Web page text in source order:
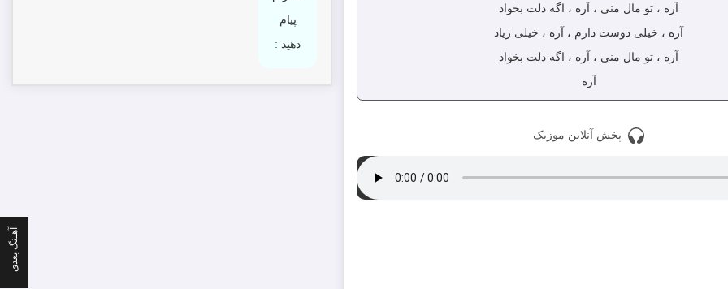
آره ، تو مال منی ، آره ، اگه دلت بخواد
آره ، خیلی دوست دارم ، آره ، خیلی زیاد
آره ، تو مال منی ، آره ، اگه دلت بخواد
آره
پخش آنلاین موزیک
آهـنگ بعدی
پیام
دهید :